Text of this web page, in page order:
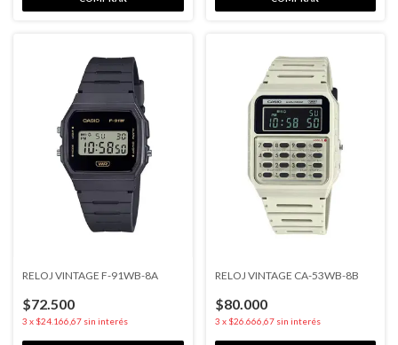
RELOJ VINTAGE F-91WB-8A
$72.500
3 x $24.166,67 sin interés
RELOJ VINTAGE CA-53WB-8B
$80.000
3 x $26.666,67 sin interés